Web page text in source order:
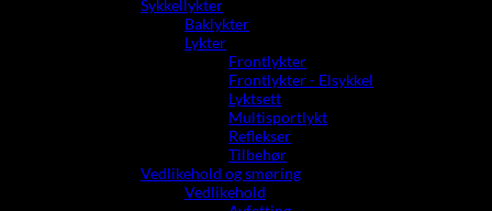
Sykkellykter
Baklykter
Lykter
Frontlykter
Frontlykter - Elsykkel
Lyktsett
Multisportlykt
Reflekser
Tilbehør
Vedlikehold og smøring
Vedlikehold